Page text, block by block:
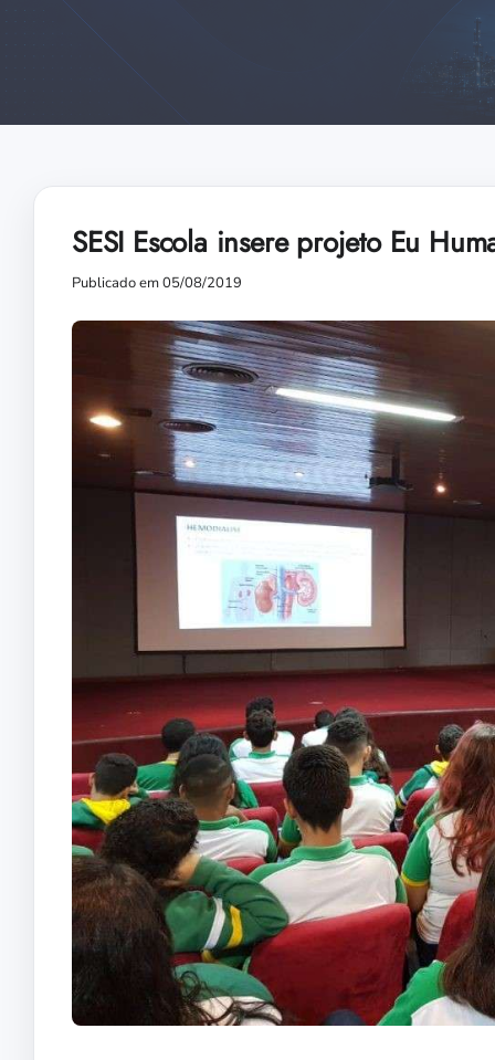
SESI Escola insere projeto Eu
Publicado em 05/08/2019